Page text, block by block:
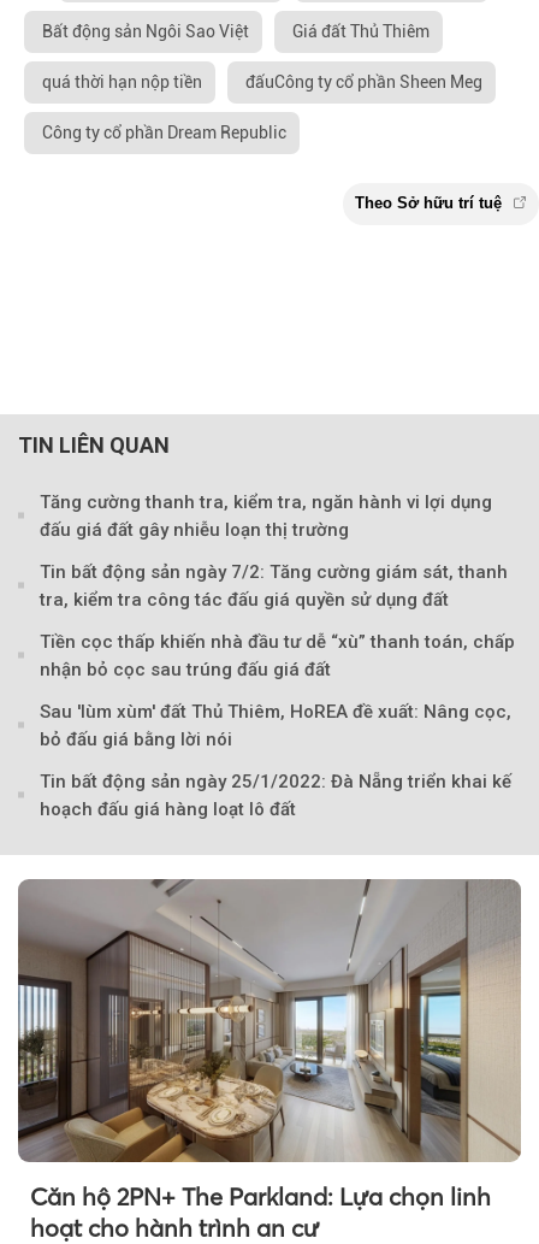
Bất động sản Ngôi Sao Việt Giá đất Thủ Thiêm
quá thời hạn nộp tiền đấuCông ty cổ phần Sheen Meg
Công ty cổ phần Dream Republic
Theo Sở hữu trí
TIN LIÊN QUAN
Tăng cường thanh tra, kiểm tra, ngăn hành vi lợi dụng
đấu giá đất gây nhiễu loạn thị trường
Tin bất động sản ngày 7/2: Tăng cường giám sát, thanh
tra, kiểm tra công tác đấu giá quyền sử dụng đất
Tiền cọc thấp khiến nhà đầu tư dễ “xù” thanh toán, chấp
nhận bỏ cọc sau trúng đấu giá đất
Sau 'lùm xùm' đất Thủ Thiêm, HoREA đề xuất: Nâng cọc,
bỏ đấu giá bằng lời nói
Tin bất động sản ngày 25/1/2022: Đà Nẵng triển khai kế
hoạch đấu giá hàng loạt lô đất
Căn hộ 2PN+ The Parkland: Lựa chọn linh
hoạt cho hành trình an cư